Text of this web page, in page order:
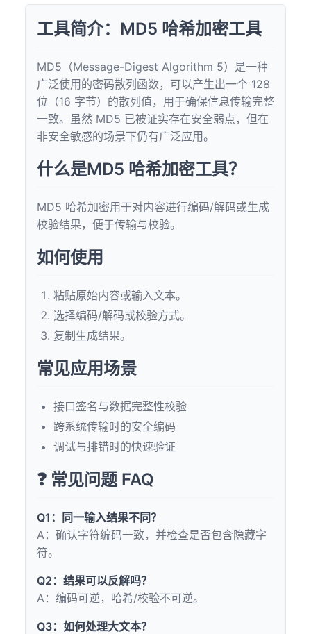
工具简介：MD5 哈希加密工具
MD5（Message-Digest Algorithm 5）是一种
广泛使用的密码散列函数，可以产生出一个 128
位（16 字节）的散列值，用于确保信息传输完整
一致。虽然 MD5 已被证实存在安全弱点，但在
非安全敏感的场景下仍有广泛应用。
什么是MD5 哈希加密工具？
MD5 哈希加密用于对内容进行编码/解码或生成
校验结果，便于传输与校验。
如何使用
粘贴原始内容或输入文本。
选择编码/解码或校验方式。
复制生成结果。
常见应用场景
接口签名与数据完整性校验
跨系统传输时的安全编码
调试与排错时的快速验证
❓ 常见问题 FAQ
Q1：同一输入结果不同？
A：确认字符编码一致，并检查是否包含隐藏字
符。
Q2：结果可以反解吗？
A：编码可逆，哈希/校验不可逆。
Q3：如何处理大文本？